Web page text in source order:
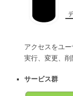
アクセスをユ
実行、変更、削
サービス群